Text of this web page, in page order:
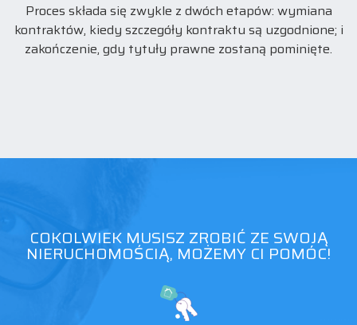
Proces składa się zwykle z dwóch etapów: wymiana
kontraktów, kiedy szczegóły kontraktu są uzgodnione; i
zakończenie, gdy tytuły prawne zostaną pominięte.
COKOLWIEK MUSISZ ZROBIĆ ZE SWOJĄ
NIERUCHOMOŚCIĄ, MOŻEMY CI POMÓC!